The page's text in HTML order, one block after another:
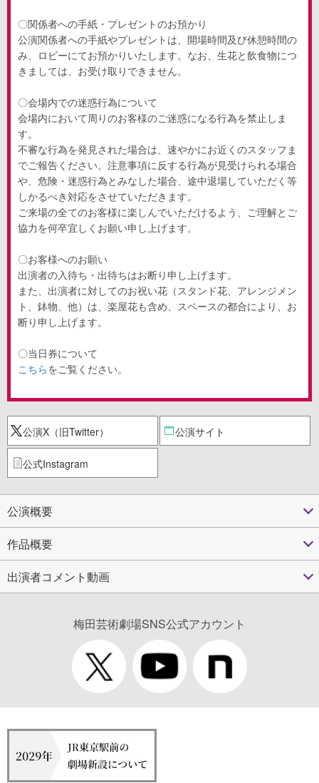
〇関係者への手紙・プレゼントのお預かり
公演関係者への手紙やプレゼントは、開場時間及び休憩時間の
み、ロビーにてお預かりいたします。なお、生花と飲食物につ
きましては、お受け取りできません。
〇会場内での迷惑行為について
会場内において周りのお客様のご迷惑になる行為を禁止しま
す。
不審な行為を発見された場合は、速やかにお近くのスタッフま
でご報告ください。注意事項に反する行為が見受けられる場合
や、危険・迷惑行為とみなした場合、途中退場していただく等
しかるべき対応をさせていただきます。
ご来場の全てのお客様に楽しんでいただけるよう、ご理解とご
協力を何卒宜しくお願い申し上げます。
〇お客様へのお願い
出演者の入待ち・出待ちはお断り申し上げます。
また、出演者に対してのお祝い花（スタンド花、アレンジメン
ト、鉢物、他）は、楽屋花も含め、スペースの都合により、お
断り申し上げます。
〇当日券について
こちらをご覧ください。
公演X（旧Twitter） 公演サイト
公式Instagram
公演概要
作品概要
出演者コメント動画
梅田芸術劇場SNS公式アカウント